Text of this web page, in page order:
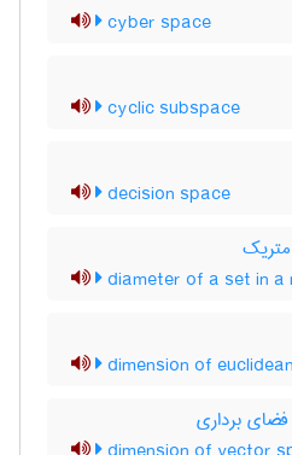
cyber space
cyclic subspace
decision space
diameter of a set in
dimension of
برداری